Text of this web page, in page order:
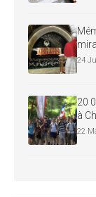
24
20
à
22